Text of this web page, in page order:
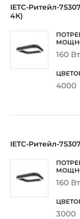
IETC-Ритейл-
4К)
160 Вт
4000
IETC-Ритейл-
160 Вт
3000